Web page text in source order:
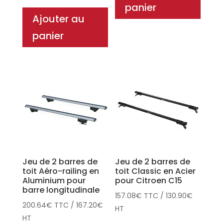
Ajouter au
panier
panier
Jeu de 2 barres de
toit Aéro-railing en
Aluminium pour
barre longitudinale
200.64€ TTC / 167.20€
HT
Jeu de 2 barres de
toit Classic en Acier
pour Citroen C15
157.08€ TTC /130.90€
HT